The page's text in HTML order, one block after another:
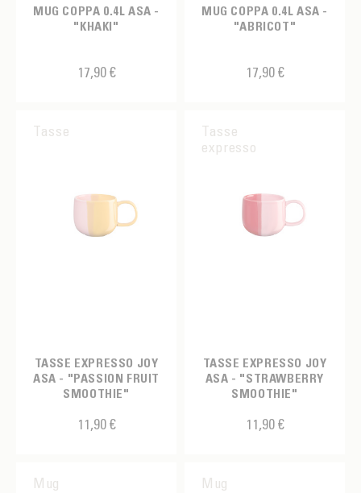
MUG COPPA 0.4L ASA -
"KHAKI"
17,90 €
MUG COPPA 0.4L ASA -
"ABRICOT"
17,90 €
Tasse
TASSE EXPRESSO JOY
ASA - "PASSION FRUIT
SMOOTHIE"
11,90 €
Tasse
expresso
TASSE EXPRESSO JOY
ASA - "STRAWBERRY
SMOOTHIE"
11,90 €
Mug Mug